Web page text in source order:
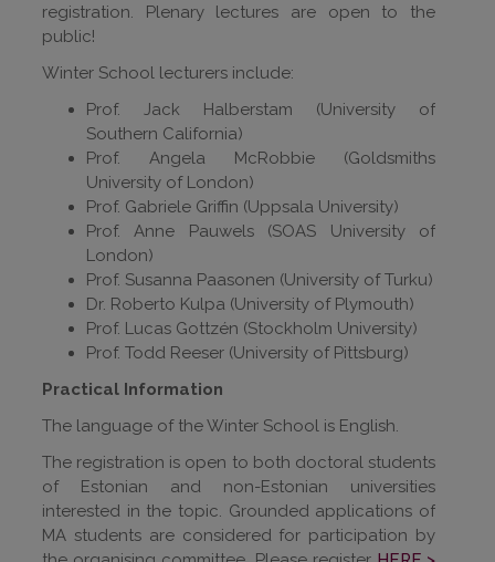
registration. Plenary lectures are open to the
public!
Winter School lecturers include:
Prof. Jack Halberstam (University of
Southern California)
Prof. Angela McRobbie (Goldsmiths
University of London)
Prof. Gabriele Griffin (Uppsala University)
Prof. Anne Pauwels (SOAS University of
London)
Prof. Susanna Paasonen (University of Turku)
Dr. Roberto Kulpa (University of Plymouth)
Prof. Lucas Gottzén (Stockholm University)
Prof. Todd Reeser (University of Pittsburg)
Practical Information
The language of the Winter School is English.
The registration is open to both doctoral students
of Estonian and non-Estonian universities
interested in the topic. Grounded applications of
MA students are considered for participation by